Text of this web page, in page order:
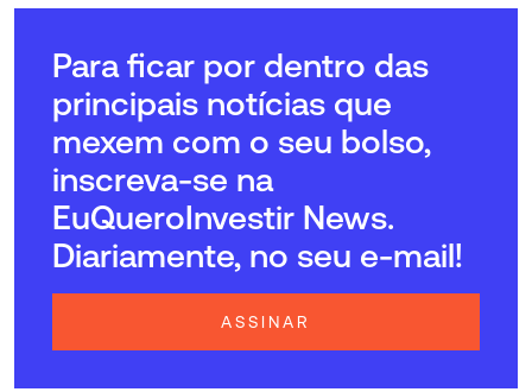
Para ficar por dentro das
principais notícias que
mexem com o seu bolso,
inscreva-se na
EuQueroInvestir News.
Diariamente, no seu e-mail!
ASSINAR